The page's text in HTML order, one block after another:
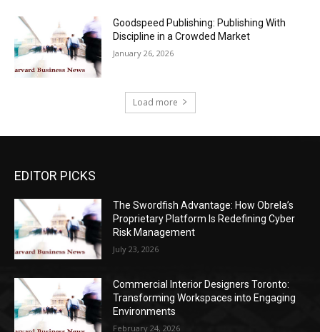
Goodspeed Publishing: Publishing With
Discipline in a Crowded Market
January 26, 2026
Load more
EDITOR PICKS
The Swordfish Advantage: How Obrela’s
Proprietary Platform Is Redefining Cyber
Risk Management
July 23, 2026
Commercial Interior Designers Toronto:
Transforming Workspaces into Engaging
Environments
February 24, 2026